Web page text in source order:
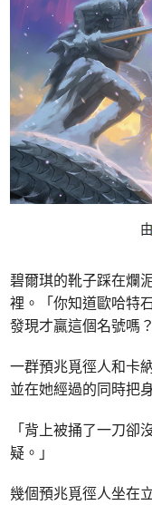
由
碧爾琪的靴子踩在爛
裡。「你知道歐哈特
發現才贏這個名號嗎？
一群預兆覓徑人和卡
並在她經過的同時把
「背上被捅了一刀
疑。」
幾個預兆覓徑人坐在